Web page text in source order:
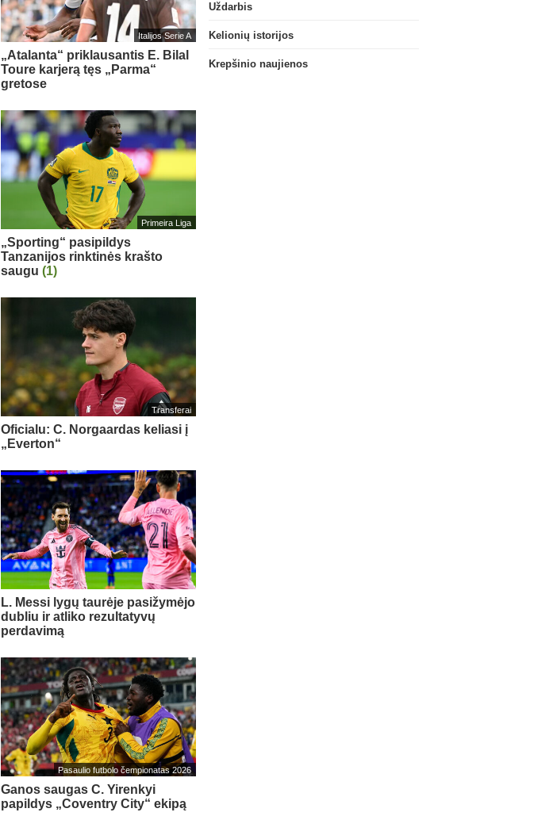
Italijos Serie A
„Atalanta“ priklausantis E. Bilal
Toure karjerą tęs „Parma“
gretose
Primeira Liga
„Sporting“ pasipildys
Tanzanijos rinktinės krašto
saugu (1)
Transferai
Oficialu: C. Norgaardas keliasi į
„Everton“
L. Messi lygų taurėje pasižymėjo
dubliu ir atliko rezultatyvų
perdavimą
Pasaulio futbolo čempionatas 2026
Ganos saugas C. Yirenkyi
papildys „Coventry City“ ekipą
Uždarbis
Kelionių istorijos
Krepšinio naujienos